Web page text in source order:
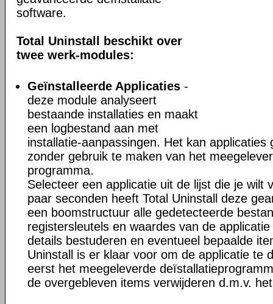
software.
Total Uninstall beschikt over
twee werk-modules:
Geïnstalleerde Applicaties -
deze module analyseert
bestaande installaties en maakt
een logbestand aan met
installatie-aanpassingen. Het kan applicaties
zonder gebruik te maken van het
programma.
Selecteer een applicatie uit de lijst die je wilt
paar seconden heeft Total Uninstall deze
een boomstructuur alle gedetecteerde
registersleutels en waardes van de
details bestuderen en eventueel bepaalde
Uninstall is er klaar voor om de applicatie te
eerst het meegeleverde
de overgebleven items verwijderen d.m.v.